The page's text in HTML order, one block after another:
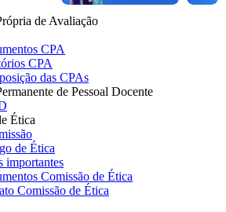
de Avaliação
CPA
CPA
das CPAs
de Pessoal Docente
Ética
de Ética
importantes
Comissão de Ética
Comissão de Ética